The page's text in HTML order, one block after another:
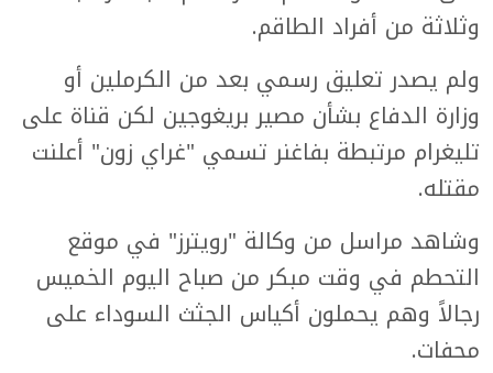
وثلاثة من أفراد الطاقم.
ولم يصدر تعليق رسمي بعد من الكرملين أو
وزارة الدفاع بشأن مصير بريغوجين لكن قناة على
تليغرام مرتبطة بفاغنر تسمي "غراي زون" أعلنت
مقتله.
وشاهد مراسل من وكالة "رويترز" في موقع
التحطم في وقت مبكر من صباح اليوم الخميس
رجالاً وهم يحملون أكياس الجثث السوداء على
محفات.